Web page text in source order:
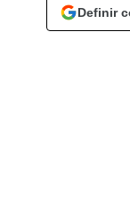
Definir